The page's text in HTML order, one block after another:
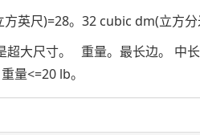
英尺)=28。32 cubic dm(立方分
超大尺寸。 重量。最长边。 中
量<=20 lb。